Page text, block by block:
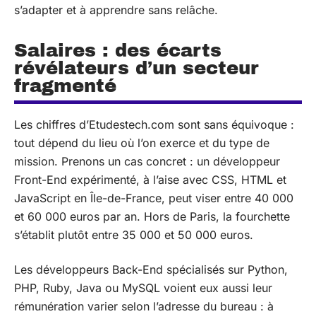
s’adapter et à apprendre sans relâche.
Salaires : des écarts
révélateurs d’un secteur
fragmenté
Les chiffres d’Etudestech.com sont sans équivoque :
tout dépend du lieu où l’on exerce et du type de
mission. Prenons un cas concret : un développeur
Front-End expérimenté, à l’aise avec CSS, HTML et
JavaScript en Île-de-France, peut viser entre 40 000
et 60 000 euros par an. Hors de Paris, la fourchette
s’établit plutôt entre 35 000 et 50 000 euros.
Les développeurs Back-End spécialisés sur Python,
PHP, Ruby, Java ou MySQL voient eux aussi leur
rémunération varier selon l’adresse du bureau : à